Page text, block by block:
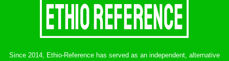
Since 2014, Ethio-Reference has served as an independent, alternative